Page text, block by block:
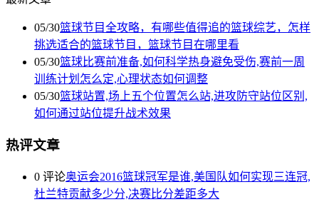
05/30篮球节目全攻略，有哪些值得追的篮球综艺，怎样
挑选适合的篮球节目，篮球节目在哪里看
05/30篮球比赛前准备,如何科学热身避免受伤,赛前一周
训练计划怎么定,心理状态如何调整
05/30篮球站置,场上五个位置怎么站,进攻防守站位区别,
如何通过站位提升战术效果
热评文章
0 评论奥运会2016篮球冠军是谁,美国队如何实现三连冠,
杜兰特贡献多少分,决赛比分差距多大